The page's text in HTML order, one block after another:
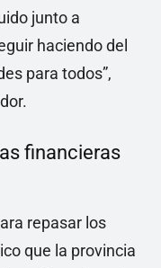
junto a
haciendo del
para todos”,
financieras
repasar los
que la provincia